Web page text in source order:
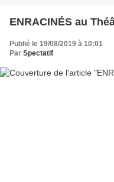
ENRACINÉS au
Publié le 19/08/2019 à 10:01
Par Spectatif